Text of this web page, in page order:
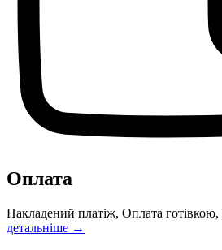
Оплата
Накладений платіж, Оплата
детальніше →